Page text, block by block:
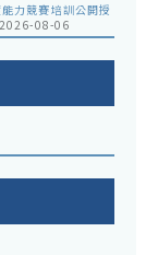
力競賽培訓公開授
2026-08-06